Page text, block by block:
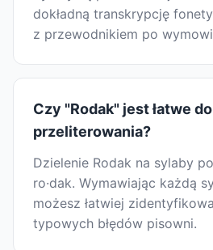
dokładną transkrypcję
z przewodnikiem po
Czy "Rodak" jest łatwe do
przeliterowania?
Dzielenie Rodak na sylaby
ro·dak. Wymawiając każdą
możesz łatwiej
typowych błędów pisowni.